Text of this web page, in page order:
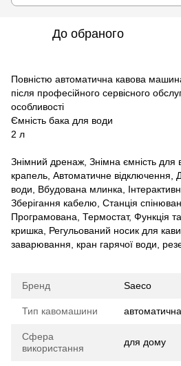
До обраного
Повністю автоматична кавова
після професійного сервісного
особливості
Ємність бака для води
2 л
Знімний дренаж, Знімна ємність для
крапель, Автоматичне відключення,
води, Вбудована млинка,
Зберігання кабелю, Станція
Програмована, Термостат, Функція
кришка, Регульований носик для
заварювання, кран гарячої води,
Бренд Saeco
Тип кавомашини автоматична
Сфера
використання
для дому